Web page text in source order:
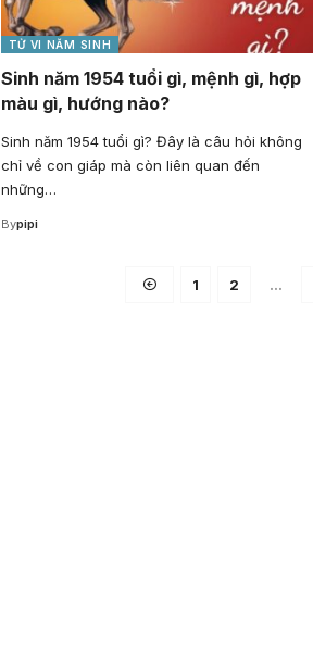
TỬ VI NĂM SINH
Sinh năm 1954 tuổi gì, mệnh gì, hợp
màu gì, hướng nào?
Sinh năm 1954 tuổi gì? Đây là câu hỏi không
chỉ về con giáp mà còn liên quan đến
những…
Bypipi
1 2 …